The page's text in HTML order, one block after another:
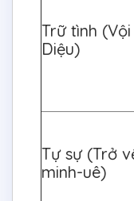
Trữ tình
Diệu)
Tự sự (Trở
minh-uê)